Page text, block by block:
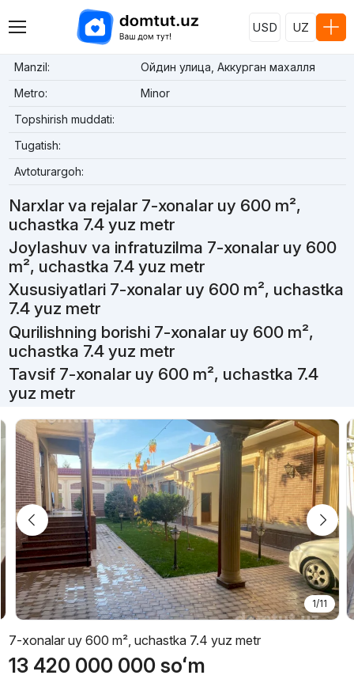
USD UZ
Manzil:
Ойдин улица, Аккурган махалля
Metro:
Minor
Topshirish muddati:
Tugatish:
Avtoturargoh:
Narxlar va rejalar 7-xonalar uy 600 m²,
uchastka 7.4 yuz metr
Joylashuv va infratuzilma 7-xonalar uy 600
m², uchastka 7.4 yuz metr
Xususiyatlari 7-xonalar uy 600 m², uchastka
7.4 yuz metr
Qurilishning borishi 7-xonalar uy 600 m²,
uchastka 7.4 yuz metr
Tavsif 7-xonalar uy 600 m², uchastka 7.4
yuz metr
1/11
7-xonalar uy 600 m², uchastka 7.4 yuz metr
13 420 000 000 soʻm